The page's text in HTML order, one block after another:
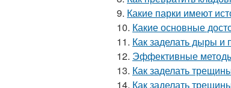
9. Какие парки имеют
10. Какие основные
11. Как заделать дыры и
12. Эффективные
13. Как заделать
14. Как заделать